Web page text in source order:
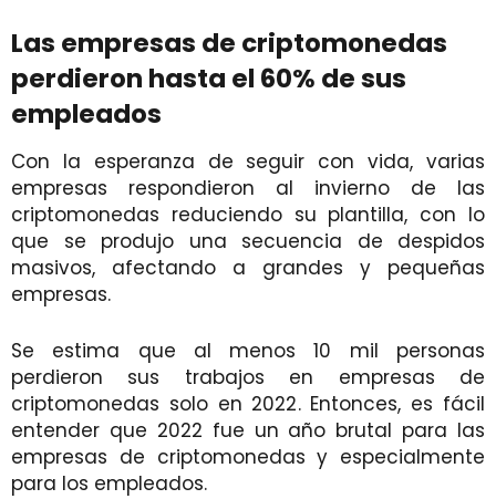
Las empresas de criptomonedas
perdieron hasta el 60% de sus
empleados
Con la esperanza de seguir con vida, varias
empresas respondieron al invierno de las
criptomonedas reduciendo su plantilla, con lo
que se produjo una secuencia de despidos
masivos, afectando a grandes y pequeñas
empresas.
Se estima que al menos 10 mil personas
perdieron sus trabajos en empresas de
criptomonedas solo en 2022. Entonces, es fácil
entender que 2022 fue un año brutal para las
empresas de criptomonedas y especialmente
para los empleados.